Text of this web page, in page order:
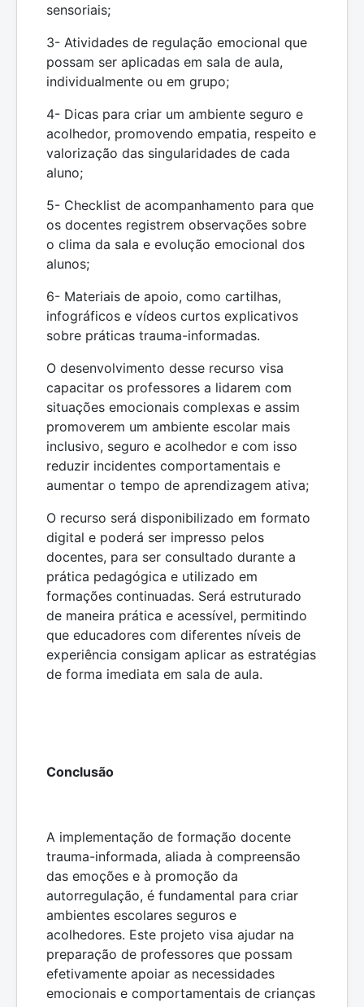
sensoriais;
3- Atividades de regulação emocional que
possam ser aplicadas em sala de aula,
individualmente ou em grupo;
4- Dicas para criar um ambiente seguro e
acolhedor, promovendo empatia, respeito e
valorização das singularidades de cada
aluno;
5- Checklist de acompanhamento para que
os docentes registrem observações sobre
o clima da sala e evolução emocional dos
alunos;
6- Materiais de apoio, como cartilhas,
infográficos e vídeos curtos explicativos
sobre práticas trauma-informadas.
O desenvolvimento desse recurso visa
capacitar os professores a lidarem com
situações emocionais complexas e assim
promoverem um ambiente escolar mais
inclusivo, seguro e acolhedor e com isso
reduzir incidentes comportamentais e
aumentar o tempo de aprendizagem ativa;
O recurso será disponibilizado em formato
digital e poderá ser impresso pelos
docentes, para ser consultado durante a
prática pedagógica e utilizado em
formações continuadas. Será estruturado
de maneira prática e acessível, permitindo
que educadores com diferentes níveis de
experiência consigam aplicar as estratégias
de forma imediata em sala de aula.
Conclusão
A implementação de formação docente
trauma-informada, aliada à compreensão
das emoções e à promoção da
autorregulação, é fundamental para criar
ambientes escolares seguros e
acolhedores. Este projeto visa ajudar na
preparação de professores que possam
efetivamente apoiar as necessidades
emocionais e comportamentais de crianças